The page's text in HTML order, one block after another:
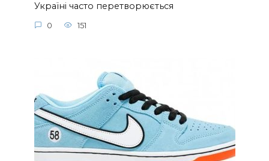
Україні часто перетворюється
0 151